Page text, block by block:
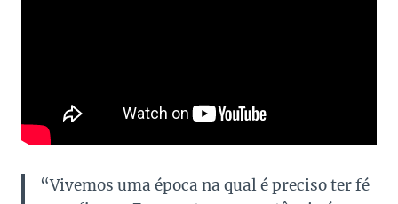
“Vivemos uma época na qual é preciso ter fé